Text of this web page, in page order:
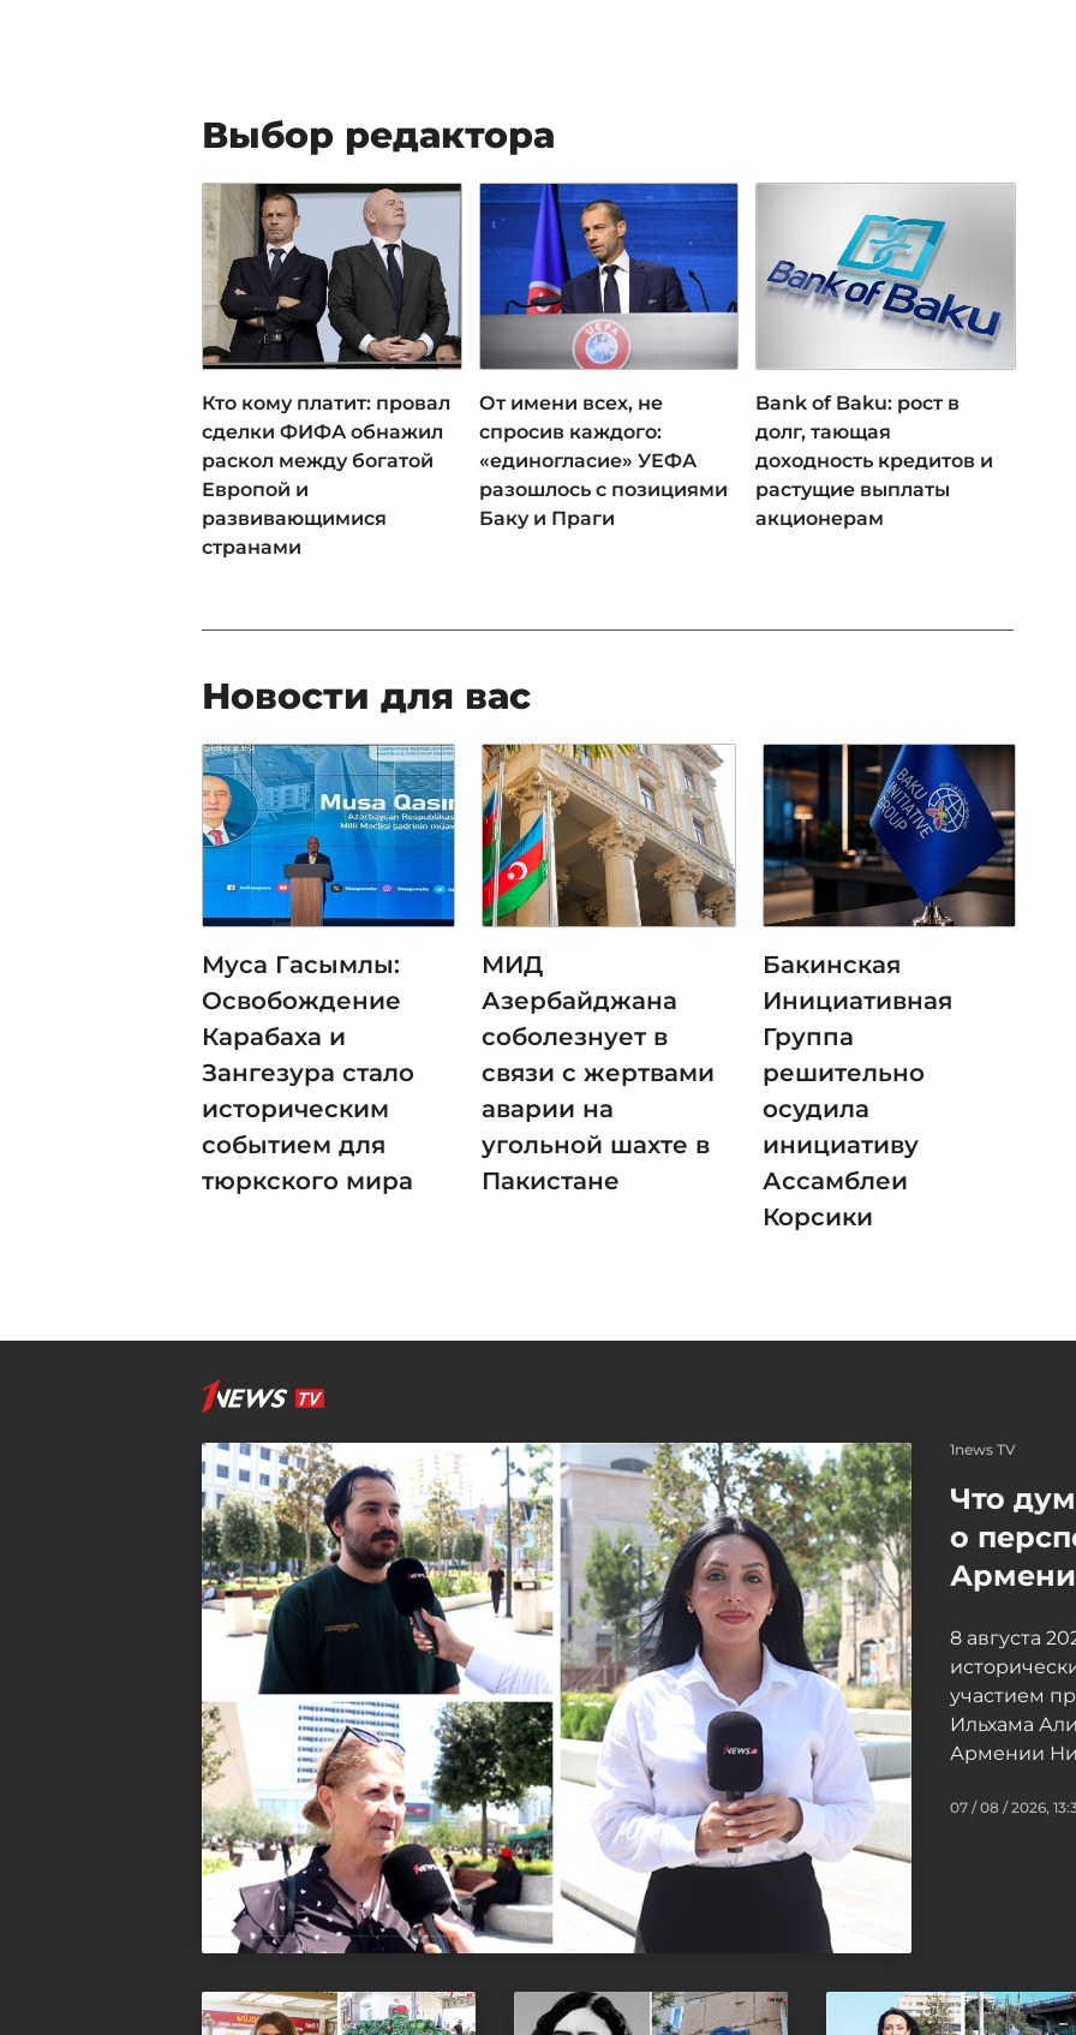
Выбор редактора
Кто кому платит: провал
сделки ФИФА обнажил
раскол между богатой
Европой и
развивающимися
странами
От имени всех, не
спросив каждого:
«единогласие» УЕФА
разошлось с позициями
Баку и Праги
Bank of Baku: рост в
долг, тающая
доходность кредитов и
растущие выплаты
акционерам
Новости для вас
Муса Гасымлы:
Освобождение
Карабаха и
Зангезура стало
историческим
событием для
тюркского мира
МИД
Азербайджана
соболезнует в
связи с жертвами
аварии на
угольной шахте в
Пакистане
Бакинская
Инициативная
Группа
решительно
осудила
инициативу
Ассамблеи
Корсики
1news TV
Что
о
8 августа
участием
Ильхама
Армении
07 / 08 / 2026,